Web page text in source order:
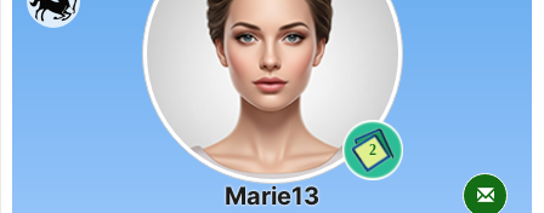
2
Marie13